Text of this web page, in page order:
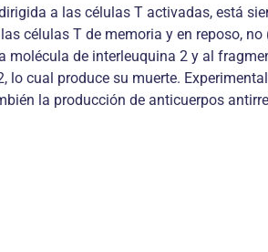
a las células T activadas, está
células T de memoria y en reposo,
molécula de interleuquina 2 y al
lo cual produce su muerte.
la producción de anticuerpos